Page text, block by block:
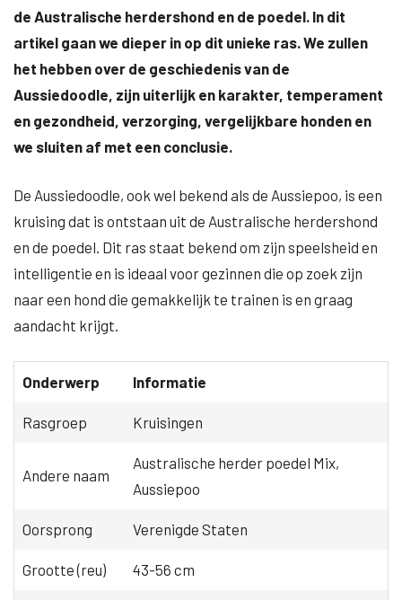
de Australische herdershond en de poedel. In dit
artikel gaan we dieper in op dit unieke ras. We zullen
het hebben over de geschiedenis van de
Aussiedoodle, zijn uiterlijk en karakter, temperament
en gezondheid, verzorging, vergelijkbare honden en
we sluiten af met een conclusie.
De Aussiedoodle, ook wel bekend als de Aussiepoo, is een
kruising dat is ontstaan uit de Australische herdershond
en de poedel. Dit ras staat bekend om zijn speelsheid en
intelligentie en is ideaal voor gezinnen die op zoek zijn
naar een hond die gemakkelijk te trainen is en graag
aandacht krijgt.
Onderwerp Informatie
Rasgroep Kruisingen
Andere naam
Australische herder poedel Mix,
Aussiepoo
Oorsprong Verenigde Staten
Grootte (reu) 43-56 cm